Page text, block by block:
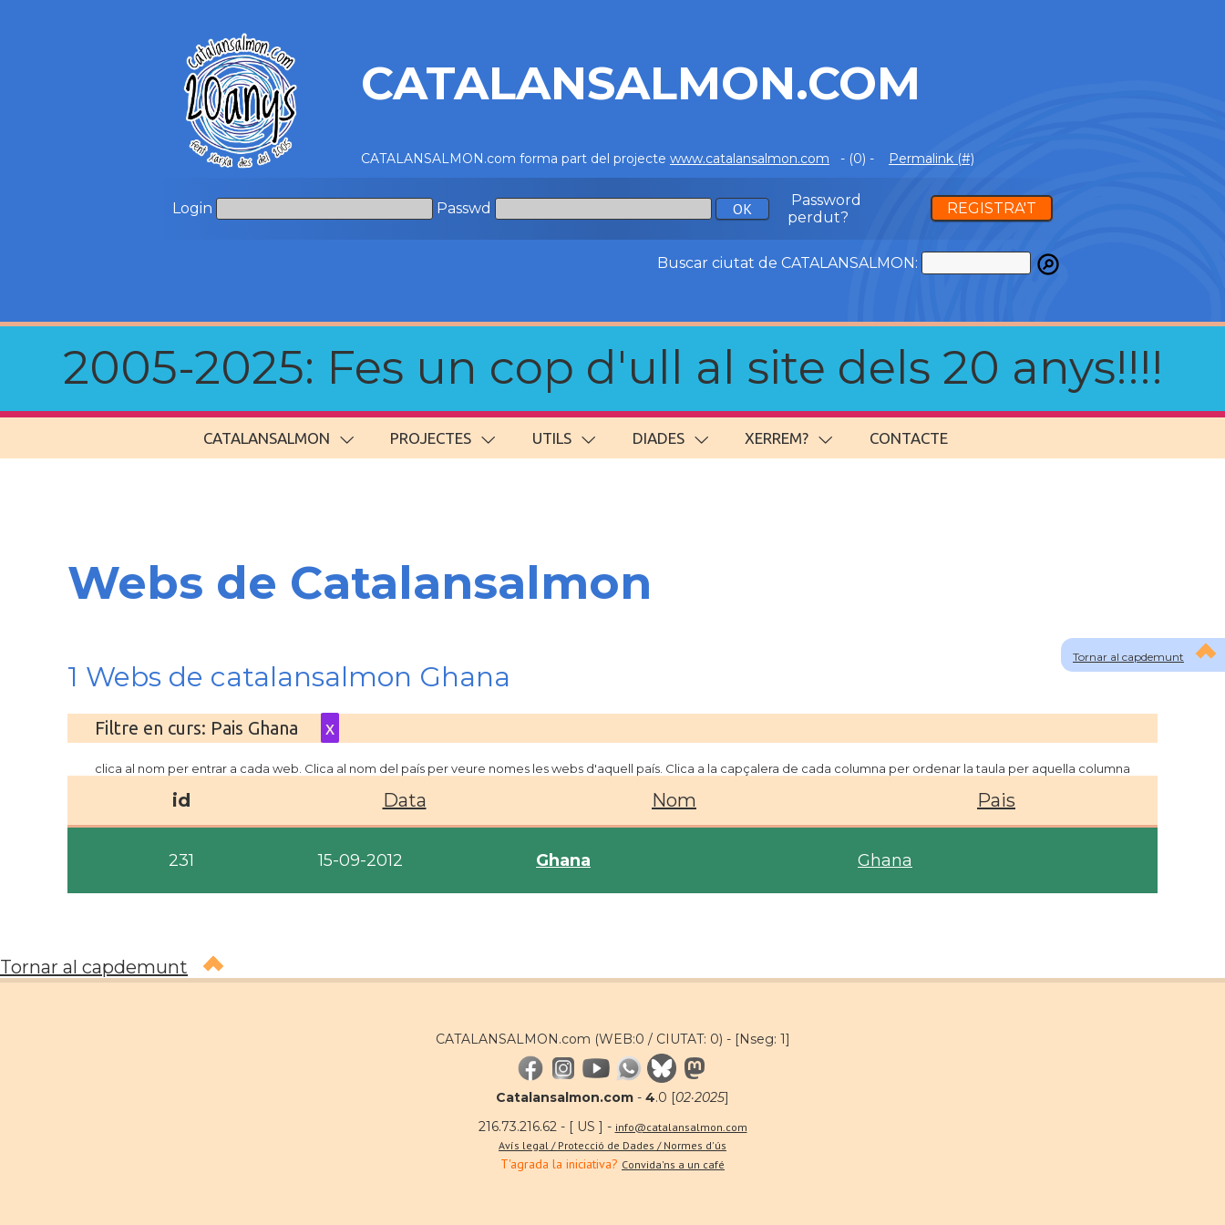
CATALANSALMON.COM
CATALANSALMON.com forma part del projecte www.catalansalmon.com - (0) - Permalink (#)
Login Passwd
Password
perdut?
REGISTRA'T
Buscar ciutat de CATALANSALMON:
2005-2025: Fes un cop d'ull al site dels 20 anys!!!!
CATALANSALMON PROJECTES UTILS DIADES XERREM? CONTACTE
Tornar al capdemunt
Webs de Catalansalmon
1 Webs de catalansalmon Ghana
Filtre en curs: Pais Ghana x
clica al nom per entrar a cada web. Clica al nom del país per veure nomes les webs d'aquell país. Clica a la capçalera de cada columna per ordenar la taula per aquella columna
id Data Nom Pais
231 15-09-2012 Ghana Ghana
Tornar al capdemunt
CATALANSALMON.com (WEB:0 / CIUTAT: 0) - [Nseg: 1]
Catalansalmon.com - 4.0 [02·2025]
216.73.216.62 - [ US ] - info@catalansalmon.com
Avís legal / Protecció de Dades / Normes d'ús
T'agrada la iniciativa? Convida'ns a un café